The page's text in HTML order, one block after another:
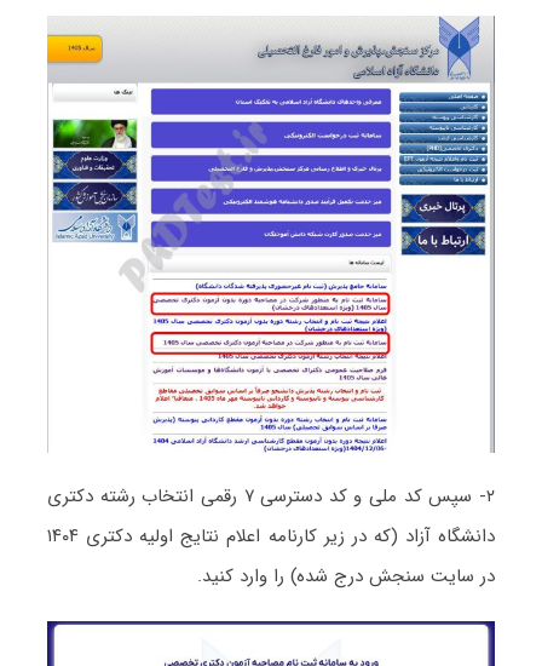
۲- سپس کد ملی و کد دسترسی ۷ رقمی انتخاب رشته دکتری
دانشگاه آزاد (که در زیر کارنامه اعلام نتایج اولیه دکتری ۱۴۰۴
در سایت سنجش درج شده) را وارد کنید.